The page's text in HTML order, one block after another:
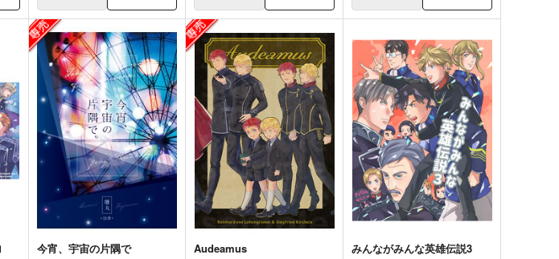
今宵、宇宙の片隅で
Audeamus
みんながみんな英雄伝説3